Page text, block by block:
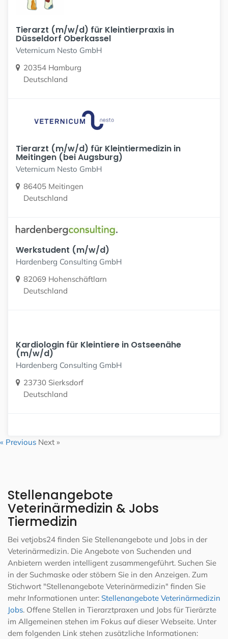
Tierarzt (m/w/d) für Kleintierpraxis in
Düsseldorf Oberkassel
Veternicum Nesto GmbH
20354 Hamburg
Deutschland
Tierarzt (m/w/d) für Kleintiermedizin in
Meitingen (bei Augsburg)
Veternicum Nesto GmbH
86405 Meitingen
Deutschland
Werkstudent (m/w/d)
Hardenberg Consulting GmbH
82069 Hohenschäftlarn
Deutschland
Kardiologin für Kleintiere in Ostseenähe
(m/w/d)
Hardenberg Consulting GmbH
23730 Sierksdorf
Deutschland
« Previous Next »
Stellenangebote
Veterinärmedizin & Jobs
Tiermedizin
Bei vetjobs24 finden Sie Stellenangebote und Jobs in der
Veterinärmedizin. Die Angebote von Suchenden und
Anbietern werden intelligent zusammengeführt. Suchen Sie
in der Suchmaske oder stöbern Sie in den Anzeigen. Zum
Stichwort "Stellenangebote Veterinärmedizin" finden Sie
mehr Informationen unter: Stellenangebote Veterinärmedizin
Jobs. Offene Stellen in Tierarztpraxen und Jobs für Tierärzte
im Allgemeinen stehen im Fokus auf dieser Webseite. Unter
dem folgenden Link stehen zusätzliche Informationen: